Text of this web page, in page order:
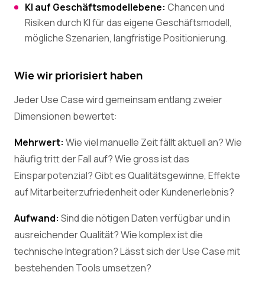
KI auf Geschäftsmodellebene: Chancen und
Risiken durch KI für das eigene Geschäftsmodell,
mögliche Szenarien, langfristige Positionierung.
Wie wir priorisiert haben
Jeder Use Case wird gemeinsam entlang zweier
Dimensionen bewertet:
Mehrwert: Wie viel manuelle Zeit fällt aktuell an? Wie
häufig tritt der Fall auf? Wie gross ist das
Einsparpotenzial? Gibt es Qualitätsgewinne, Effekte
auf Mitarbeiterzufriedenheit oder Kundenerlebnis?
Aufwand: Sind die nötigen Daten verfügbar und in
ausreichender Qualität? Wie komplex ist die
technische Integration? Lässt sich der Use Case mit
bestehenden Tools umsetzen?